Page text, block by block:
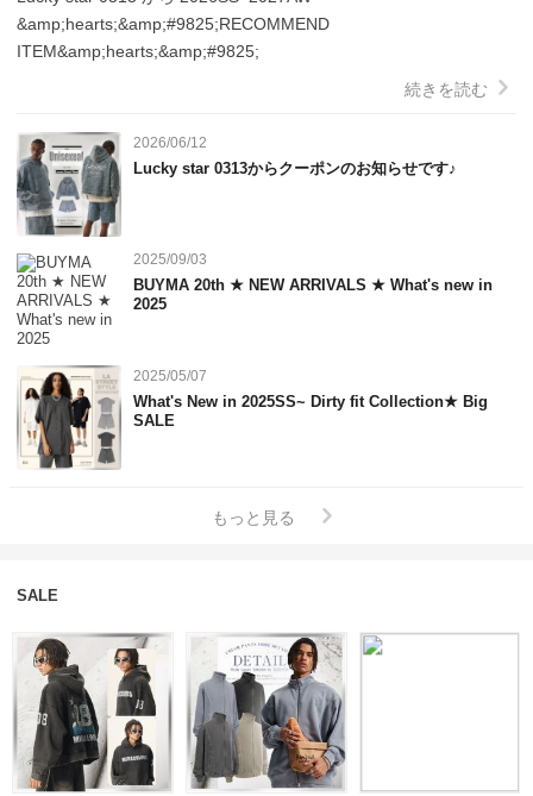
&amp;hearts;&amp;#9825;RECOMMEND
ITEM&amp;hearts;&amp;#9825;
続きを読む
2026/06/12
Lucky star 0313からクーポンのお知らせです♪
2025/09/03
BUYMA 20th ★ NEW ARRIVALS ★ What's new in
2025
2025/05/07
What's New in 2025SS~ Dirty fit Collection★ Big
SALE
もっと見る
SALE